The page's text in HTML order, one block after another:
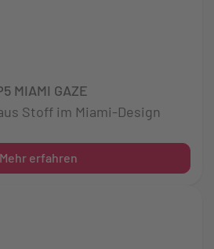
MIAMI GAZE
Stoff im Miami-Design
Mehr erfahren